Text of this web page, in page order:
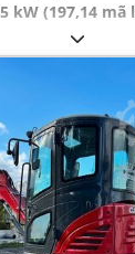
kW (197,14 mã
, trọng lượng
, giờ hoạt động:
trung, điều